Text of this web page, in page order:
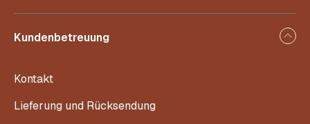
Kundenbetreuung
Kontakt
Lieferung und Rücksendung